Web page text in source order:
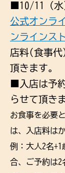
■10/11（水
公式オンラ
ンラインス
店料(食事代
頂きます。
■入店は予
らせて頂き
お食事を必要
は、入店料は
例：大人2名
合、ご予約は2